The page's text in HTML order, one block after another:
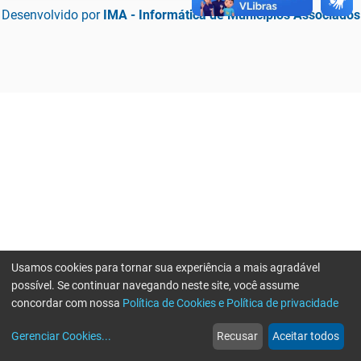
Desenvolvido por IMA - Informática de Municípios Associados
web
Notícias
more_horiz
Mais
Usamos cookies para tornar sua experiência a mais agradável
possível. Se continuar navegando neste site, você assume
concordar com nossa Política de Cookies e Política de privacidade
Gerenciar Cookies... Recusar Aceitar todos
Erro ao enviar informações, por favor tente novamente